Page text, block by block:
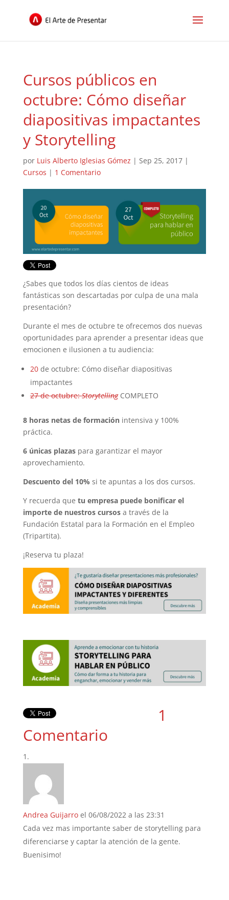
Cursos públicos en
octubre: Cómo diseñar
diapositivas impactantes
y Storytelling
por Luis Alberto Iglesias Gómez | Sep 25, 2017|
Cursos | 1 Comentario
¿Sabes que todos los días cientos de ideas
fantásticas son descartadas por culpa de una mala
presentación?
Durante el mes de octubre te ofrecemos dos nuevas
oportunidades para aprender a presentar ideas que
emocionen e ilusionen a tu audiencia:
20de octubre: Cómo diseñar diapositivas
impactantes
27 de octubre:StorytellingCOMPLETO
8 horas netas de formación intensiva y 100%
práctica.
6 únicas plazaspara garantizar el mayor
aprovechamiento.
Descuento del 10% si te apuntas a los dos cursos.
Y recuerda que tu empresa puede bonificar el
importe de nuestros cursosa través de la
Fundación Estatal para la Formación en el Empleo
(Tripartita).
¡Reserva tu plaza!
1
Comentario
Andrea Guijarro el 06/08/2022 a las 23:31
Cada vez mas importante saber de storytelling para
diferenciarse y captar la atención de la gente.
Buenisimo!